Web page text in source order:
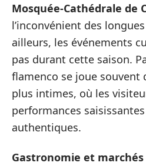
Mosquée-Cathédrale de
l’inconvénient des
ailleurs, les événements
pas durant cette saison.
flamenco se joue souvent
plus intimes, où les
performances
authentiques.
Gastronomie et